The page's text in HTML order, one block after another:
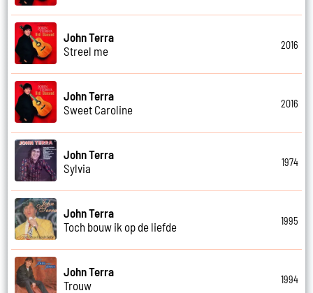
John Terra
Streel me
2016
John Terra
Sweet Caroline
2016
John Terra
Sylvia
1974
John Terra
Toch bouw ik op de liefde
1995
John Terra
Trouw
1994